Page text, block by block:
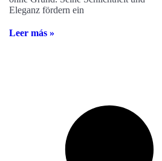
Eleganz fördern ein
Leer más »